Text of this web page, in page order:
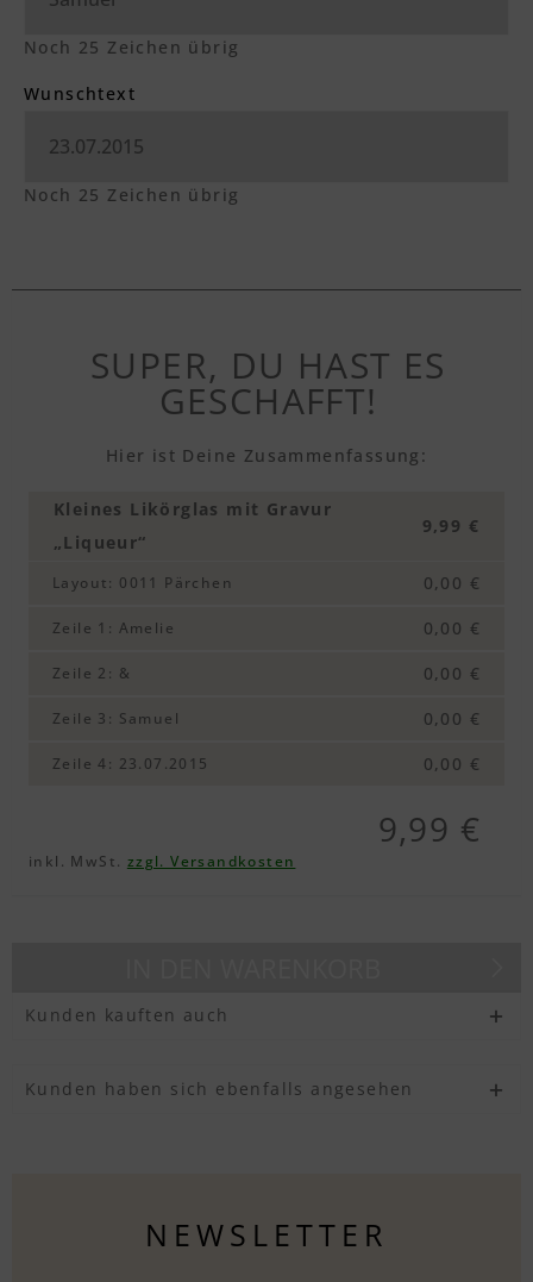
Noch 25 Zeichen übrig
Wunschtext
Noch 25 Zeichen übrig
SUPER, DU HAST ES
GESCHAFFT!
Hier ist Deine Zusammenfassung:
Kleines Likörglas mit Gravur
„Liqueur“
9,99 €
Layout: 0011 Pärchen 0,00 €
Zeile 1 : Amelie 0,00 €
Zeile 2 : & 0,00 €
Zeile 3 : Samuel 0,00 €
Zeile 4: 23.07.2015 0,00 €
9,99 €
inkl. MwSt. zzgl. Versandkosten
Kunden kauften auch
Kunden haben sich ebenfalls angesehen
NEWSLETTER